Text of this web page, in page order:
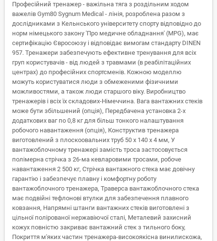
Професійний тренажер - важільна тяга з роздільним ходом
важелів Gym80 Sygnum Medical - лінія, розроблена разом з
дослідниками з Кельнського університету спорту відповідно до
норм німецького закону 'Про медичне обладнання' (MPG), має
сертифікацію Євросоюзу і відповідає вимогам стандарту DINEN
957. Тренажери забезпечують ефективне тренування для всіх
груп користувачів - від людей з травмами (в реабілітаційних
центрах) до професійних спортсменів. Кожною моделлю
можуть користуватися люди з обмеженими фізичними
можливостями, а також люди старшого віку. Виробництво
тренажерів і всіх їх складових-Німеччина. Вага вантажних стеків
може бути збільшений (опція), Передбачена установка 2-х
додаткових ваг по 0,8 кг для більш тонкого налаштування
робочого навантаження (опція), Конструктив тренажера
виготовлений з плоскоовальних труб 50 x 140 x 4 мм, У
вантажоблочному тренажері замість троса застосовується
полімерна стрічка з 26-ма кевларовими тросами, робоче
навантаження 2 500 кг, Стрічка вантажного стека має довічну
гарантію і забезпечує плавну і комфортну роботу
вантажоблочного тренажера, Траверса вантажоблочного стека
має подвійні тефлонові втулки для забезпечення плавного
ковзання, Напрямні штанги вантажних стеків виготовлені з
цільної полірованої нержавіючої сталі, Металевий захисний
кожух повністю закриває вантажний стек з тильного боку,
Покриття м'яких частин тренажера-високоякісна винилискожа,